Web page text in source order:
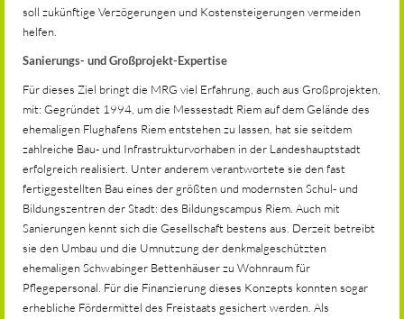
soll zukünftige Verzögerungen und Kostensteigerungen vermeiden
helfen.
Sanierungs- und Großprojekt-Expertise
Für dieses Ziel bringt die MRG viel Erfahrung, auch aus Großprojekten,
mit: Gegründet 1994, um die Messestadt Riem auf dem Gelände des
ehemaligen Flughafens Riem entstehen zu lassen, hat sie seitdem
zahlreiche Bau- und Infrastrukturvorhaben in der Landeshauptstadt
erfolgreich realisiert. Unter anderem verantwortete sie den fast
fertiggestellten Bau eines der größten und modernsten Schul- und
Bildungszentren der Stadt: des Bildungscampus Riem. Auch mit
Sanierungen kennt sich die Gesellschaft bestens aus. Derzeit betreibt
sie den Umbau und die Umnutzung der denkmalgeschützten
ehemaligen Schwabinger Bettenhäuser zu Wohnraum für
Pflegepersonal. Für die Finanzierung dieses Konzepts konnten sogar
erhebliche Fördermittel des Freistaats gesichert werden. Als